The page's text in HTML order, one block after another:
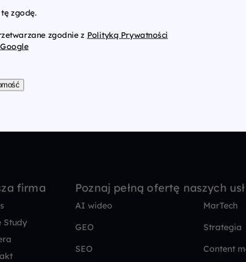
zgodę.
zgodnie z Polityką Prywatności
firma
Study
Poznaj pełną ofertę naszych
AI wideo
MarTech
GEO
Strategia
SEO
Content